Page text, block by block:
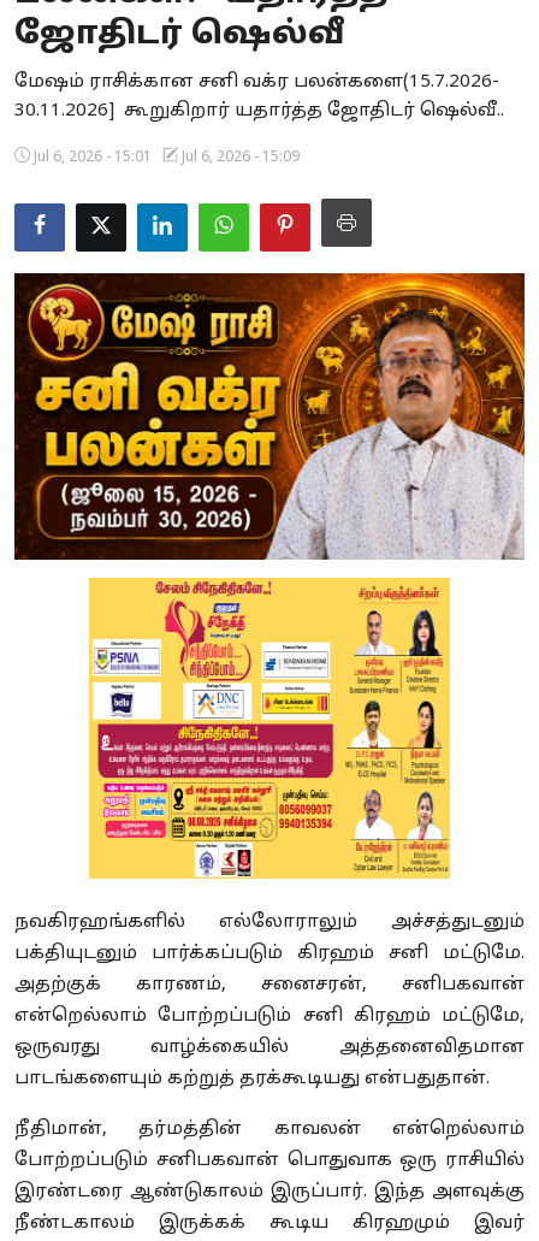
Business
Crime
Tamilnadu
World
Astrology
Spirituality
Weather
Politics
ஜோதிடர் ஷெல்வீ
மேஷம் ராசிக்கான சனி வக்ர பலன்களை(15.7.2026-
30.11.2026] கூறுகிறார் யதார்த்த ஜோதிடர் ஷெல்வீ..
Jul 6, 2026 - 15:01 Jul 6, 2026 - 15:09
நவகிரஹங்களில் எல்லோராலும் அச்சத்துடனும்
பக்தியுடனும் பார்க்கப்படும் கிரஹம் சனி மட்டுமே.
அதற்குக் காரணம், சனைசரன், சனிபகவான்
என்றெல்லாம் போற்றப்படும் சனி கிரஹம் மட்டுமே,
ஒருவரது வாழ்க்கையில் அத்தனைவிதமான
பாடங்களையும் கற்றுத் தரக்கூடியது என்பதுதான்.
நீதிமான்,தர்மத்தின் காவலன் என்றெல்லாம்
போற்றப்படும் சனிபகவான் பொதுவாக ஒரு ராசியில்
இரண்டரை ஆண்டுகாலம் இருப்பார். இந்த அளவுக்கு
நீண்டகாலம் இருக்கக் கூடிய கிரஹமும் இவர்